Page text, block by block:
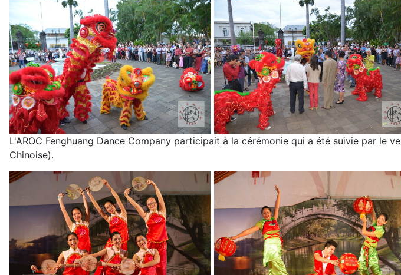
L'AROC Fenghuang Dance Company participait à la cérémonie qui a été suivie par le
Chinoise).